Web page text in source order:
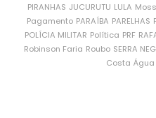
PIRANHAS JUCURUTU LULA
Pagamento PARAÍBA PARELHAS
POLÍCIA MILITAR Política PRF
Robinson Faria Roubo SERRA
Costa Água